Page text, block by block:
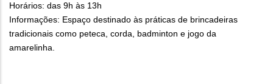
Horários: das 9h às 13h
Informações: Espaço destinado às práticas de brincadeiras
tradicionais como peteca, corda, badminton e jogo da
amarelinha.